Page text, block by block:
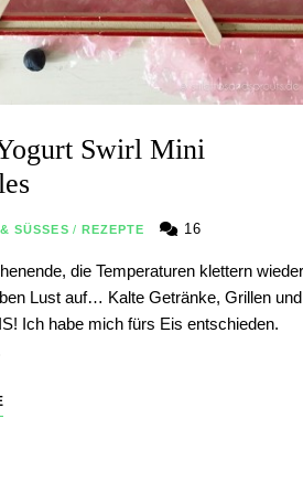
Swirl Mini
SÜSSES / REZEPTE 16
die Temperaturen klettern wieder
Lust auf… Kalte Getränke, Grillen und
Ich habe mich fürs Eis entschieden.